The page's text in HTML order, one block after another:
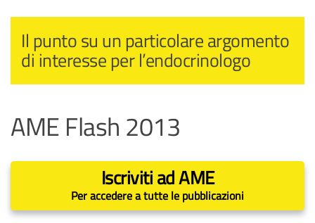
Il punto su un particolare argomento
di interesse per l’endocrinologo
AME Flash 2013
Iscriviti ad AME
Per accedere a tutte le pubblicazioni